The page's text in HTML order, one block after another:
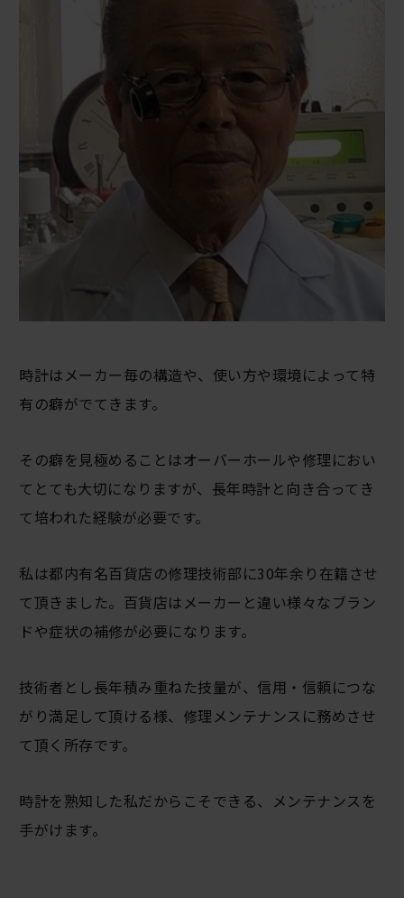
時計はメーカー毎の構造や、使い方や環境によって特
有の癖がでてきます。
その癖を見極めることはオーバーホールや修理におい
てとても大切になりますが、長年時計と向き合ってき
て培われた経験が必要です。
私は都内有名百貨店の修理技術部に30年余り在籍させ
て頂きました。百貨店はメーカーと違い様々なブラン
ドや症状の補修が必要になります。
技術者とし長年積み重ねた技量が、信用・信頼につな
がり満足して頂ける様、修理メンテナンスに務めさせ
て頂く所存です。
時計を熟知した私だからこそできる、メンテナンスを
手がけます。